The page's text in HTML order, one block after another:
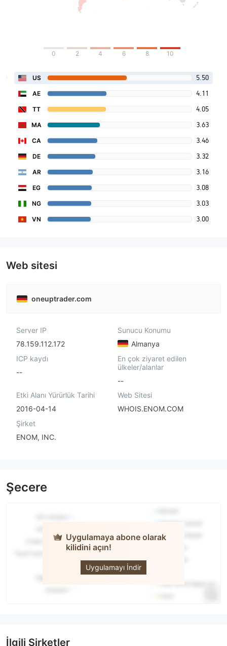
0 2 4 6 8 10
US 5.50
AE 4.11
TT 4.05
MA 3.63
CA 3.46
DE 3.32
AR 3.16
EG 3.08
NG 3.03
VN 3.00
Web sitesi
oneuptrader.com
Server IP
78.159.112.172
Sunucu Konumu
Almanya
ICP kaydı
--
En çok ziyaret edilen
ülkeler/alanlar
--
Etki Alanı Yürürlük Tarihi
2016-04-14
Web Sitesi
WHOIS.ENOM.COM
Şirket
ENOM, INC.
Şecere
Uygulamaya abone olarak
kilidini açın!
Uygulamayı İndir
OneUp
İlgili Şirketler